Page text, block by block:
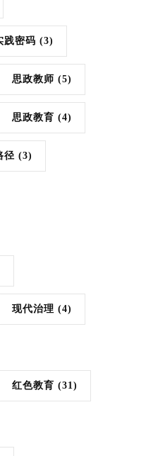
践密码 (3)
思政教师 (5)
思政教育 (4)
径 (3)
现代治理 (4)
红色教育 (31)